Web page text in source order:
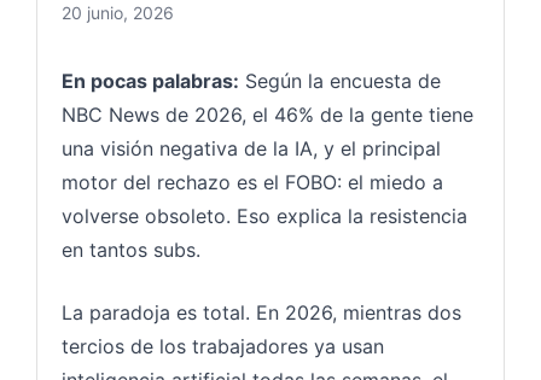
20 junio, 2026
En pocas palabras: Según la encuesta de
NBC News de 2026, el 46% de la gente tiene
una visión negativa de la IA, y el principal
motor del rechazo es el FOBO: el miedo a
volverse obsoleto. Eso explica la resistencia
en tantos subs.
La paradoja es total. En 2026, mientras dos
tercios de los trabajadores ya usan